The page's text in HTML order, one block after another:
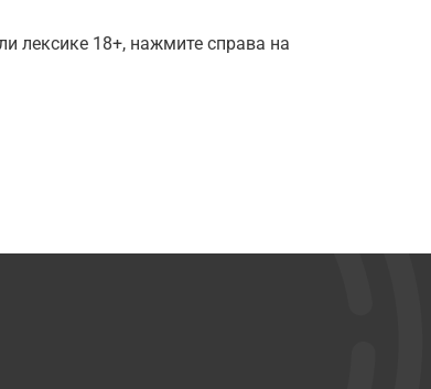
лексике 18+, нажмите справа на